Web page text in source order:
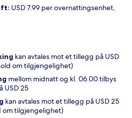
USD 7.99 per overnattingsenhet,
kan avtales mot et tillegg på USD
om tilgjengelighet)
mellom midnatt og kl. 06.00 tilbys
USD 25
kan avtales mot et tillegg på USD 25
om tilgjengelighet)